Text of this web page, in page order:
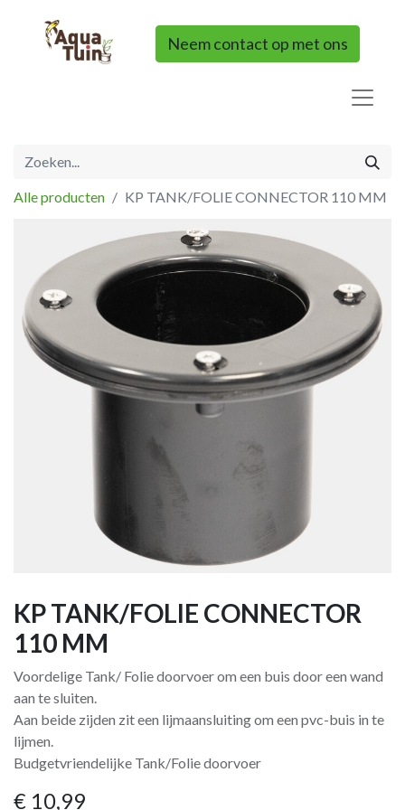
Neem contact op met ons
Alle producten KP TANK/FOLIE CONNECTOR 110 MM
KP TANK/FOLIE CONNECTOR
110 MM
Voordelige Tank/ Folie doorvoer om een ​​buis door een wand
aan te sluiten.
Aan beide zijden zit een lijmaansluiting om een ​​pvc-buis in te
lijmen.
Budgetvriendelijke Tank/Folie doorvoer
€ 10,99